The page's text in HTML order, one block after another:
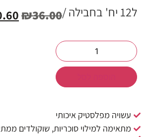
ל12 יח' בחבילה / ₪36.00
עשויה מפלסטיק איכותי
מתאימה למילוי סוכריות, שוקולדים